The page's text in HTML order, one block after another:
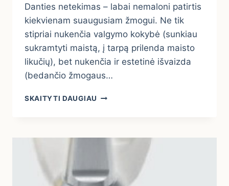
Danties netekimas – labai nemaloni patirtis
kiekvienam suaugusiam žmogui. Ne tik
stipriai nukenčia valgymo kokybė (sunkiau
sukramtyti maistą, į tarpą prilenda maisto
likučių), bet nukenčia ir estetinė išvaizda
(bedančio žmogaus…
SKAITYTI DAUGIAU DANTIES
SPRENDIMAS